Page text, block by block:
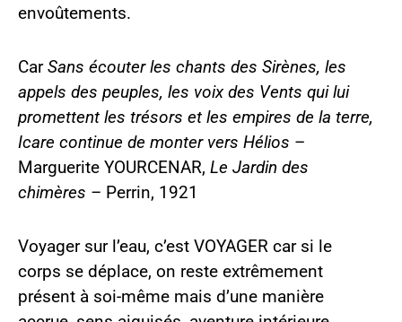
envoûtements.
CarSans écouter les chants des Sirènes, les
appels des peuples, les voix des Vents qui lui
promettent les trésors et les empires de la terre,
Icare continue de monter vers Hélios –
Marguerite YOURCENAR, Le Jardin des
chimères – Perrin, 1921
Voyager sur l’eau, c’est VOYAGER car si le
corps se déplace, on reste extrêmement
présent à soi-même mais d’une manière